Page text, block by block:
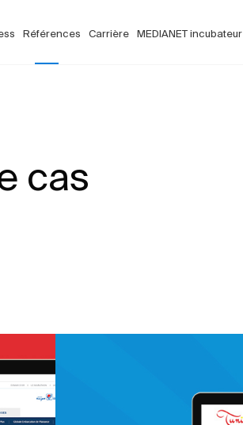
Références Carrière MEDIANET incubateur
cas